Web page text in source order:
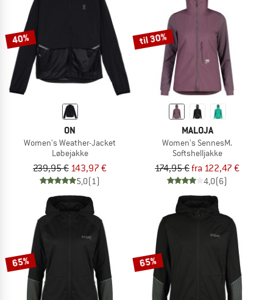
40%
ON
Women's Weather-Jacket
Løbejakke
239,95 € 143,97 €
5,0(1)
til 30%
MALOJA
Women's SennesM.
Softshelljakke
174,95 €fra 122,47 €
4,0(6)
65% 65%